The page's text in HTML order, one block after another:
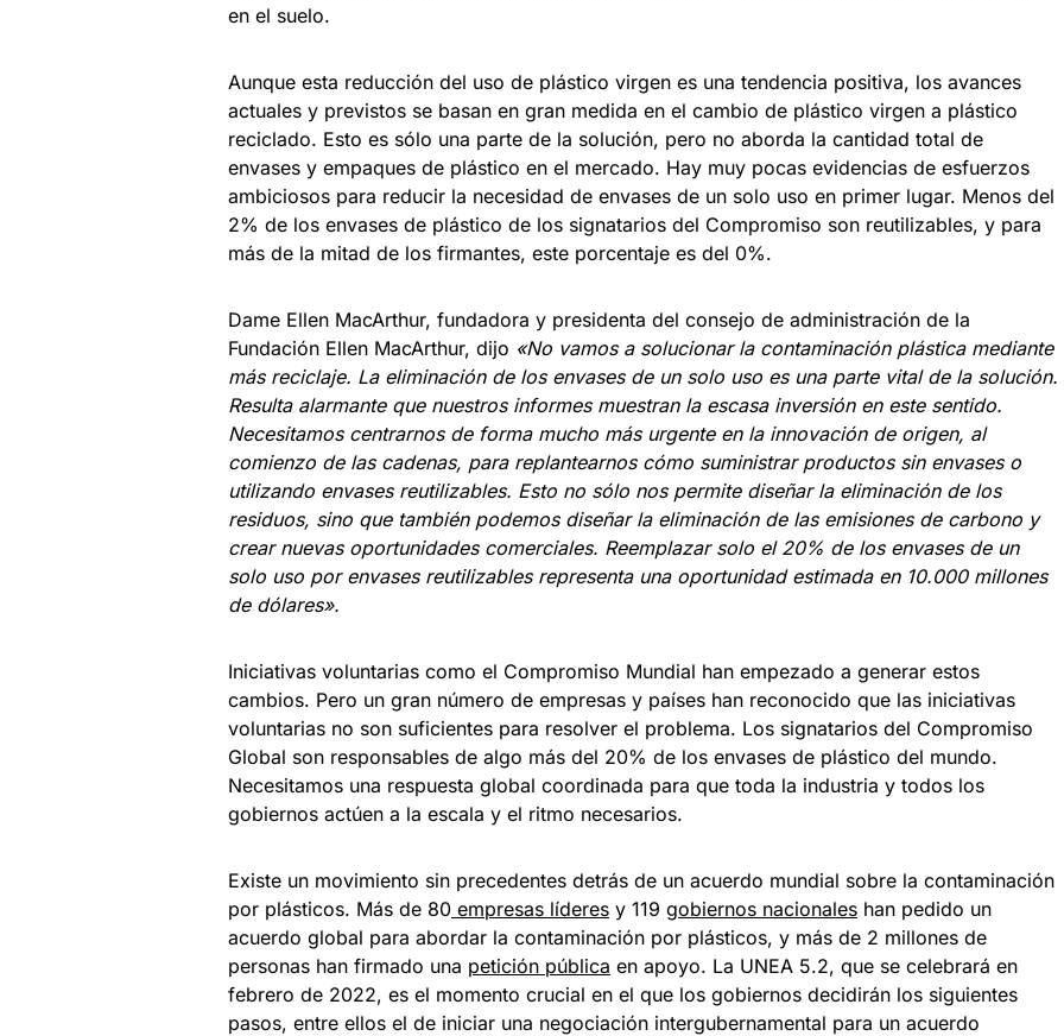
en el suelo.
Aunque esta reducción del uso de plástico virgen es una tendencia positiva, los avances
actuales y previstos se basan en gran medida en el cambio de plástico virgen a plástico
reciclado. Esto es sólo una parte de la solución, pero no aborda la cantidad total de
envases y empaques de plástico en el mercado. Hay muy pocas evidencias de esfuerzos
ambiciosos para reducir la necesidad de envases de un solo uso en primer lugar. Menos del
2% de los envases de plástico de los signatarios del Compromiso son reutilizables, y para
más de la mitad de los firmantes, este porcentaje es del 0%.
Dame Ellen MacArthur, fundadora y presidenta del consejo de administración de la
Fundación Ellen MacArthur, dijo «No vamos a solucionar la contaminación plástica mediante
más reciclaje. La eliminación de los envases de un solo uso es una parte vital de la solución.
Resulta alarmante que nuestros informes muestran la escasa inversión en este sentido.
Necesitamos centrarnos de forma mucho más urgente en la innovación de origen, al
comienzo de las cadenas, para replantearnos cómo suministrar productos sin envases o
utilizando envases reutilizables. Esto no sólo nos permite diseñar la eliminación de los
residuos, sino que también podemos diseñar la eliminación de las emisiones de carbono y
crear nuevas oportunidades comerciales. Reemplazar solo el 20% de los envases de un
solo uso por envases reutilizables representa una oportunidad estimada en 10.000 millones
de dólares».
Iniciativas voluntarias como el Compromiso Mundial han empezado a generar estos
cambios. Pero un gran número de empresas y países han reconocido que las iniciativas
voluntarias no son suficientes para resolver el problema. Los signatarios del Compromiso
Global son responsables de algo más del 20% de los envases de plástico del mundo.
Necesitamos una respuesta global coordinada para que toda la industria y todos los
gobiernos actúen a la escala y el ritmo necesarios.
Existe un movimiento sin precedentes detrás de un acuerdo mundial sobre la contaminación
por plásticos. Más de 80 empresas líderes y 119 gobiernos nacionales han pedido un
acuerdo global para abordar la contaminación por plásticos, y más de 2 millones de
personas han firmado una petición pública en apoyo. La UNEA 5.2, que se celebrará en
febrero de 2022, es el momento crucial en el que los gobiernos decidirán los siguientes
pasos, entre ellos el de iniciar una negociación intergubernamental para un acuerdo